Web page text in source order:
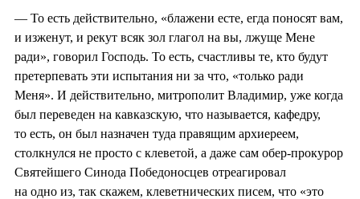
— То есть действительно, «блажени есте, егда поносят вам,
и изженут, и рекут всяк зол глагол на вы, лжуще Мене
ради», говорил Господь. То есть, счастливы те, кто будут
претерпевать эти испытания ни за что, «только ради
Меня». И действительно, митрополит Владимир, уже когда
был переведен на кавказскую, что называется, кафедру,
то есть, он был назначен туда правящим архиереем,
столкнулся не просто с клеветой, а даже сам обер-прокурор
Святейшего Синода Победоносцев отреагировал
на одно из, так скажем, клеветнических писем, что «это